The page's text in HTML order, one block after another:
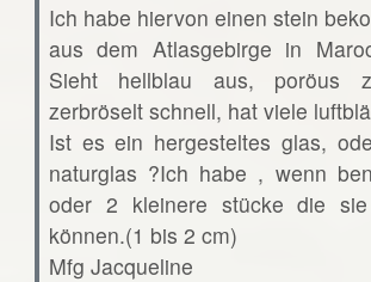
Ich habe hiervon einen stein
aus dem Atlasgebirge in
Sieht hellblau aus, poröus
zerbröselt schnell, hat viele
Ist es ein hergesteltes glas,
naturglas ?Ich habe , wenn
oder 2 kleinere stücke die sie
können.(1 bis 2 cm)
Mfg Jacqueline